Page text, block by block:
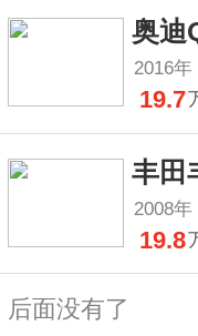
奥迪
2016年
19.7
丰田
2008年
19.8
后面没有了